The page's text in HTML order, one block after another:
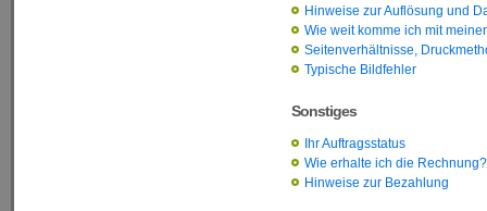
Hinweise zur Auflösung und
Wie weit komme ich mit
Seitenverhältnisse,
Typische Bildfehler
Sonstiges
Ihr Auftragsstatus
Wie erhalte ich die Rechnung?
Hinweise zur Bezahlung